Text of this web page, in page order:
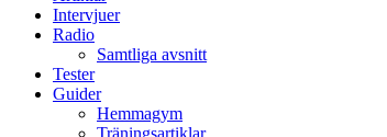
Intervjuer
Radio
Samtliga avsnitt
Tester
Guider
Hemmagym
Träningsartiklar